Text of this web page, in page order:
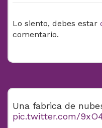
Lo siento, debes estar
comentario.
Una fabrica de
pic.twitter.com/